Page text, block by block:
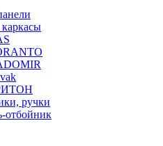
ручки
отбойник